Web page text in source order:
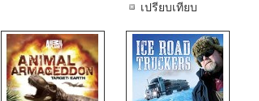
เปรียบเทียบ